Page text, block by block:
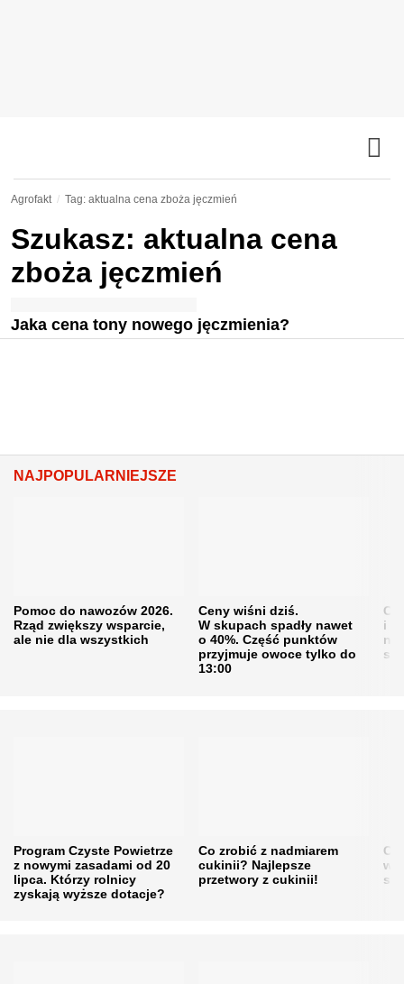
Agrofakt Tag: aktualna cena zboża jęczmień
Szukasz: aktualna cena
zboża jęczmień
Jaka cena tony nowego jęczmienia?
NAJPOPULARNIEJSZE
Pomoc do nawozów 2026.
Rząd zwiększy wsparcie,
ale nie dla wszystkich
Ceny wiśni dziś.
W skupach spadły nawet
o 40%. Część punktów
przyjmuje owoce tylko do
13:00
i
Program Czyste Powietrze
z nowymi zasadami od 20
lipca. Którzy rolnicy
zyskają wyższe dotacje?
Co zrobić z nadmiarem
cukinii? Najlepsze
przetwory z cukinii!
w